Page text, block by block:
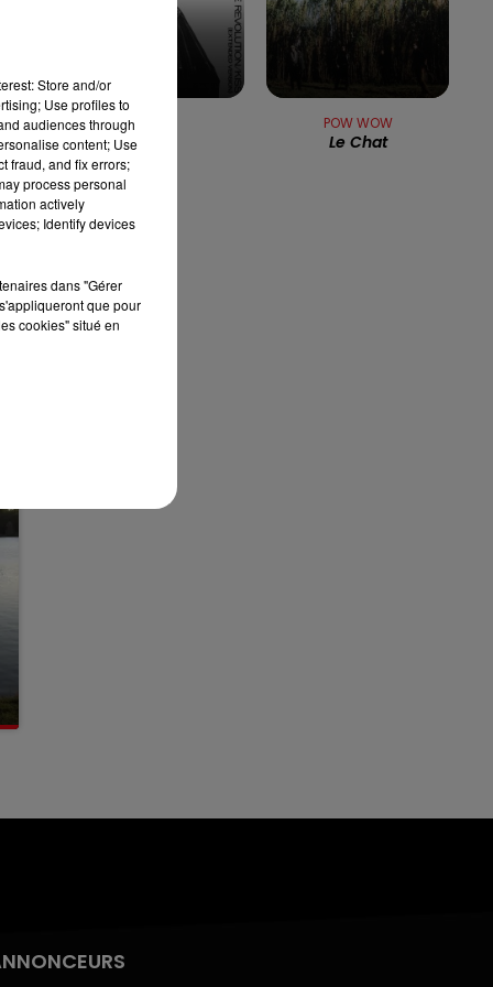
13h00 - 16h00
LES APRÈS-MIDI QUI CHANTENT
PRINCE POW WOW
Le Chat
Store and/or
Use profiles to
audiences through
content; Use
fraud, and fix errors;
process personal
actively
Identify devices
dans "Gérer
que pour
cookies" situé en